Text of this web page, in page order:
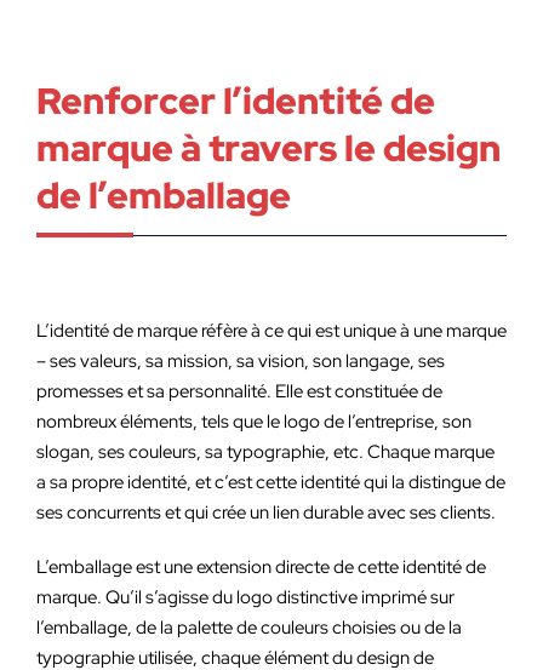
Renforcer l’identité de
marque à travers le design
de l’emballage
L’identité de marque réfère à ce qui est unique à une marque
– ses valeurs, sa mission, sa vision, son langage, ses
promesses et sa personnalité. Elle est constituée de
nombreux éléments, tels que le logo de l’entreprise, son
slogan, ses couleurs, sa typographie, etc. Chaque marque
a sa propre identité, et c’est cette identité qui la distingue de
ses concurrents et qui crée un lien durable avec ses clients.
L’emballage est une extension directe de cette identité de
marque. Qu’il s’agisse du logo distinctive imprimé sur
l’emballage, de la palette de couleurs choisies ou de la
typographie utilisée, chaque élément du design de